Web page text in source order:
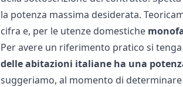
la potenza massima desiderata.
cifra e, per le utenze domestiche
Per avere un riferimento pratico si
delle abitazioni italiane ha una
suggeriamo, al momento di